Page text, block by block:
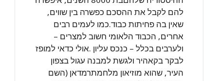
להם לקבל את ההסכם כפשרה בין שווים,
שאין בה פחיתות כבוד.כמו לעמים רבים
אחרים, הכבוד הלאומי חשוב למצרים –
ולערבים בכלל – כנכס עליון .אולי כדאי למופז
לבקר בקאהיר ולגשת למבנה עגול בצפון
העיר, שהוא מוזיאון מלחמתרמדאן (השם